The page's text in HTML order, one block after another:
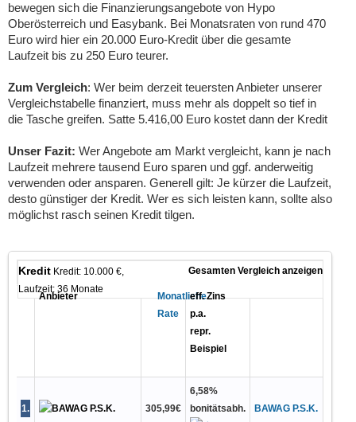
bewegen sich die Finanzierungsangebote von Hypo
Oberösterreich und Easybank. Bei Monatsraten von rund 470
Euro wird hier ein 20.000 Euro-Kredit über die gesamte
Laufzeit bis zu 250 Euro teurer.
Zum Vergleich: Wer beim derzeit teuersten Anbieter unserer
Vergleichstabelle finanziert, muss mehr als doppelt so tief in
die Tasche greifen. Satte 5.416,00 Euro kostet dann der Kredit
Unser Fazit: Wer Angebote am Markt vergleicht, kann je nach
Laufzeit mehrere tausend Euro sparen und ggf. anderweitig
verwenden oder ansparen. Generell gilt: Je kürzer die Laufzeit,
desto günstiger der Kredit. Wer es sich leisten kann, sollte also
möglichst rasch seinen Kredit tilgen.
Gesamten Vergleich anzeigen
Kredit Kredit: 10.000 €,
Laufzeit: 36 Monate
Anbieter
Monatliche
Rate
eff. Zins
p.a.
repr.
Beispiel
1. 305,99€
6,58%
bonitätsabh.
BAWAG P.S.K.